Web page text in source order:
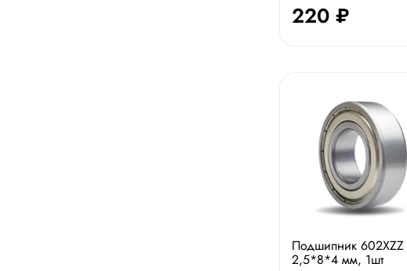
220 ₽
Подшипник 602XZZ
2,5*8*4 мм, 1шт